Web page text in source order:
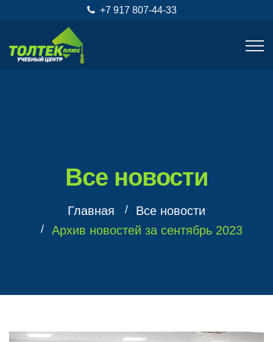
+7 917 807-44-33
Все новости
Главная
Все новости
Архив новостей за сентябрь 2023